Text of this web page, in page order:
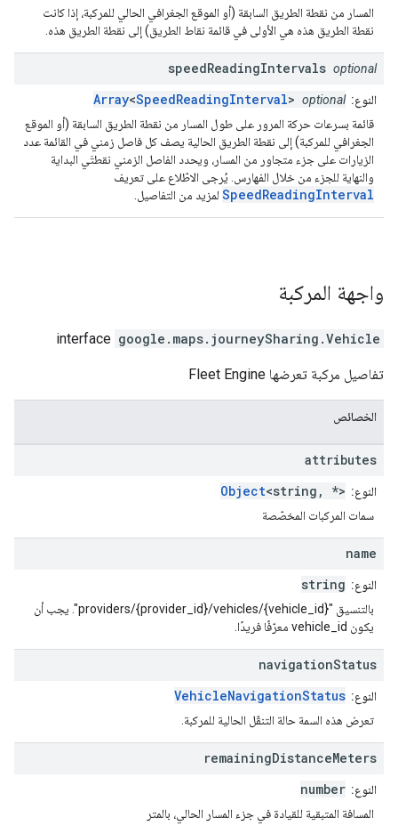
المسار من نقطة الطريق السابقة (أو الموقع الجغرافي الحالي للمركبة، إذا كانت
نقطة الطريق هذه هي الأولى في قائمة نقاط الطريق) إلى نقطة الطريق هذه.
speedReadingIntervals optional
النوع: Array<SpeedReadingInterval> optional
قائمة بسرعات حركة المرور على طول المسار من نقطة الطريق السابقة (أو الموقع
الجغرافي للمركبة) إلى نقطة الطريق الحالية يصف كل فاصل زمني في القائمة عدد
الزيارات على جزء متجاور من المسار، ويحدد الفاصل الزمني نقطتَي البداية
والنهاية للجزء من خلال الفهارس. يُرجى الاطّلاع على تعريف
SpeedReadingIntervalلمزيد من التفاصيل.
واجهة المركبة
google.maps.journeySharing .Vehicle
تفاصيل مركبة تعرضها Fleet Engine
الخصائص
attributes
النوع: Object<string, *>
سمات المركبات المخصّصة
name
النوع: string
بالتنسيق "providers/{provider_id}/vehicles/{vehicle_id}". يجب أن
يكون vehicle_id معرّفًا فريدًا.
navigationStatus
النوع: VehicleNavigationStatus
تعرض هذه السمة حالة التنقّل الحالية للمركبة.
remainingDistanceMeters
النوع: number
المسافة المتبقية للقيادة في جزء المسار الحالي، بالمتر